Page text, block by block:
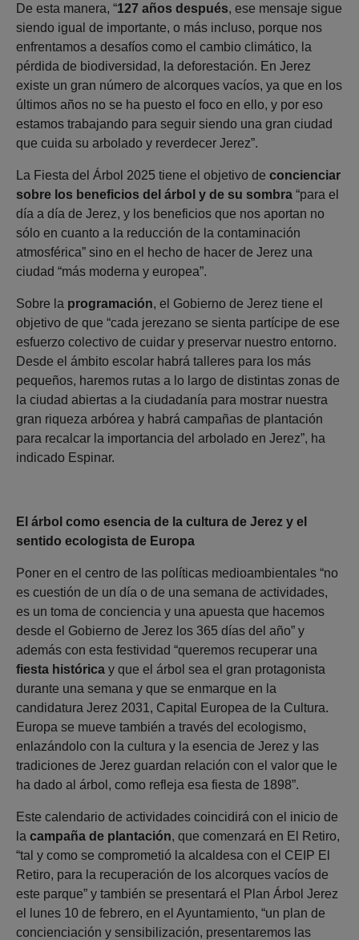
De esta manera, “127 años después, ese mensaje sigue
siendo igual de importante, o más incluso, porque nos
enfrentamos a desafíos como el cambio climático, la
pérdida de biodiversidad, la deforestación. En Jerez
existe un gran número de alcorques vacíos, ya que en los
últimos años no se ha puesto el foco en ello, y por eso
estamos trabajando para seguir siendo una gran ciudad
que cuida su arbolado y reverdecer Jerez”.
La Fiesta del Árbol 2025 tiene el objetivo de concienciar
sobre los beneficios del árbol y de su sombra “para el
día a día de Jerez, y los beneficios que nos aportan no
sólo en cuanto a la reducción de la contaminación
atmosférica” sino en el hecho de hacer de Jerez una
ciudad “más moderna y europea”.
Sobre la programación, el Gobierno de Jerez tiene el
objetivo de que “cada jerezano se sienta partícipe de ese
esfuerzo colectivo de cuidar y preservar nuestro entorno.
Desde el ámbito escolar habrá talleres para los más
pequeños, haremos rutas a lo largo de distintas zonas de
la ciudad abiertas a la ciudadanía para mostrar nuestra
gran riqueza arbórea y habrá campañas de plantación
para recalcar la importancia del arbolado en Jerez”, ha
indicado Espinar.
El árbol como esencia de la cultura de Jerez y el
sentido ecologista de Europa
Poner en el centro de las políticas medioambientales “no
es cuestión de un día o de una semana de actividades,
es un toma de conciencia y una apuesta que hacemos
desde el Gobierno de Jerez los 365 días del año” y
además con esta festividad “queremos recuperar una
fiesta histórica y que el árbol sea el gran protagonista
durante una semana y que se enmarque en la
candidatura Jerez 2031, Capital Europea de la Cultura.
Europa se mueve también a través del ecologismo,
enlazándolo con la cultura y la esencia de Jerez y las
tradiciones de Jerez guardan relación con el valor que le
ha dado al árbol, como refleja esa fiesta de 1898”.
Este calendario de actividades coincidirá con el inicio de
la campaña de plantación, que comenzará en El Retiro,
“tal y como se comprometió la alcaldesa con el CEIP El
Retiro, para la recuperación de los alcorques vacíos de
este parque” y también se presentará el Plan Árbol Jerez
el lunes 10 de febrero, en el Ayuntamiento, “un plan de
concienciación y sensibilización, presentaremos las